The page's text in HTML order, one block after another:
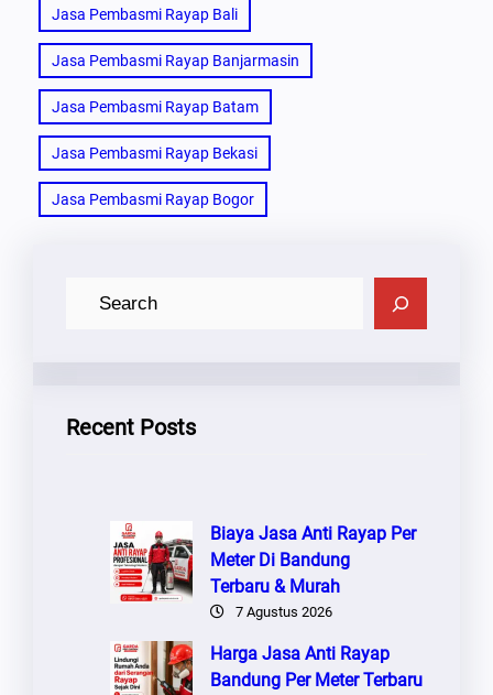
Jasa Pembasmi Rayap Bali
Jasa Pembasmi Rayap Banjarmasin
Jasa Pembasmi Rayap Batam
Jasa Pembasmi Rayap Bekasi
Jasa Pembasmi Rayap Bogor
Recent Posts
Biaya Jasa Anti Rayap Per
Meter Di Bandung
Terbaru & Murah
7 Agustus 2026
Harga Jasa Anti Rayap
Bandung Per Meter Terbaru